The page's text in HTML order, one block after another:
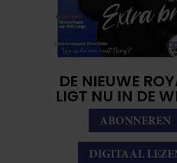
DE NIEUWE
LIGT NU IN DE
ABONNEREN
DIGITAAL